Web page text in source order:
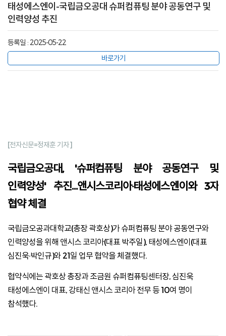
태성에스엔이-국립금오공대 슈퍼컴퓨팅 분야 공동연구 및
인력양성 추진
등록일 : 2025-05-22
바로가기
[전자신문=정재훈 기자]
국립금오공대, '슈퍼컴퓨팅 분야 공동연구 및
인력양성' 추진…앤시스코리아·태성에스엔이와 3자
협약 체결
국립금오공과대학교(총장 곽호상)가 슈퍼컴퓨팅 분야 공동연구와
인력양성을 위해 앤시스 코리아(대표 박주일), 태성에스엔이(대표
심진욱·박인규)와 21일 업무 협약을 체결했다.
협약식에는 곽호상 총장과 조금원 슈퍼컴퓨팅센터장, 심진욱
태성에스엔이 대표, 강태신 앤시스 코리아 전무 등 10여 명이
참석했다.